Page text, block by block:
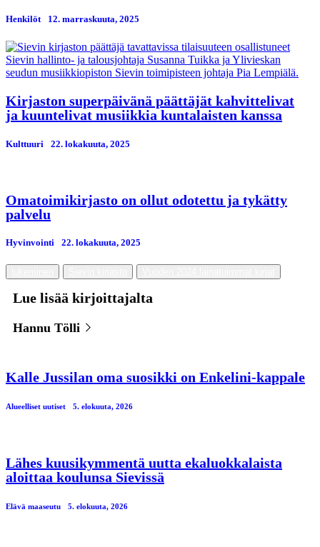
Henkilöt 12. marraskuuta, 2025
Kirjaston superpäivänä päättäjät kahvittelivat
ja kuuntelivat musiikkia kuntalaisten kanssa
Kulttuuri 22. lokakuuta, 2025
Omatoimikirjasto on ollut odotettu ja tykätty
palvelu
Hyvinvointi 22. lokakuuta, 2025
Lue lisää kirjoittajalta
Hannu Tölli
Kalle Jussilan oma suosikki on Enkelini-kappale
Alueelliset uutiset 5. elokuuta, 2026
Lähes kuusikymmentä uutta ekaluokkalaista
aloittaa koulunsa Sievissä
Elävä maaseutu 5. elokuuta, 2026